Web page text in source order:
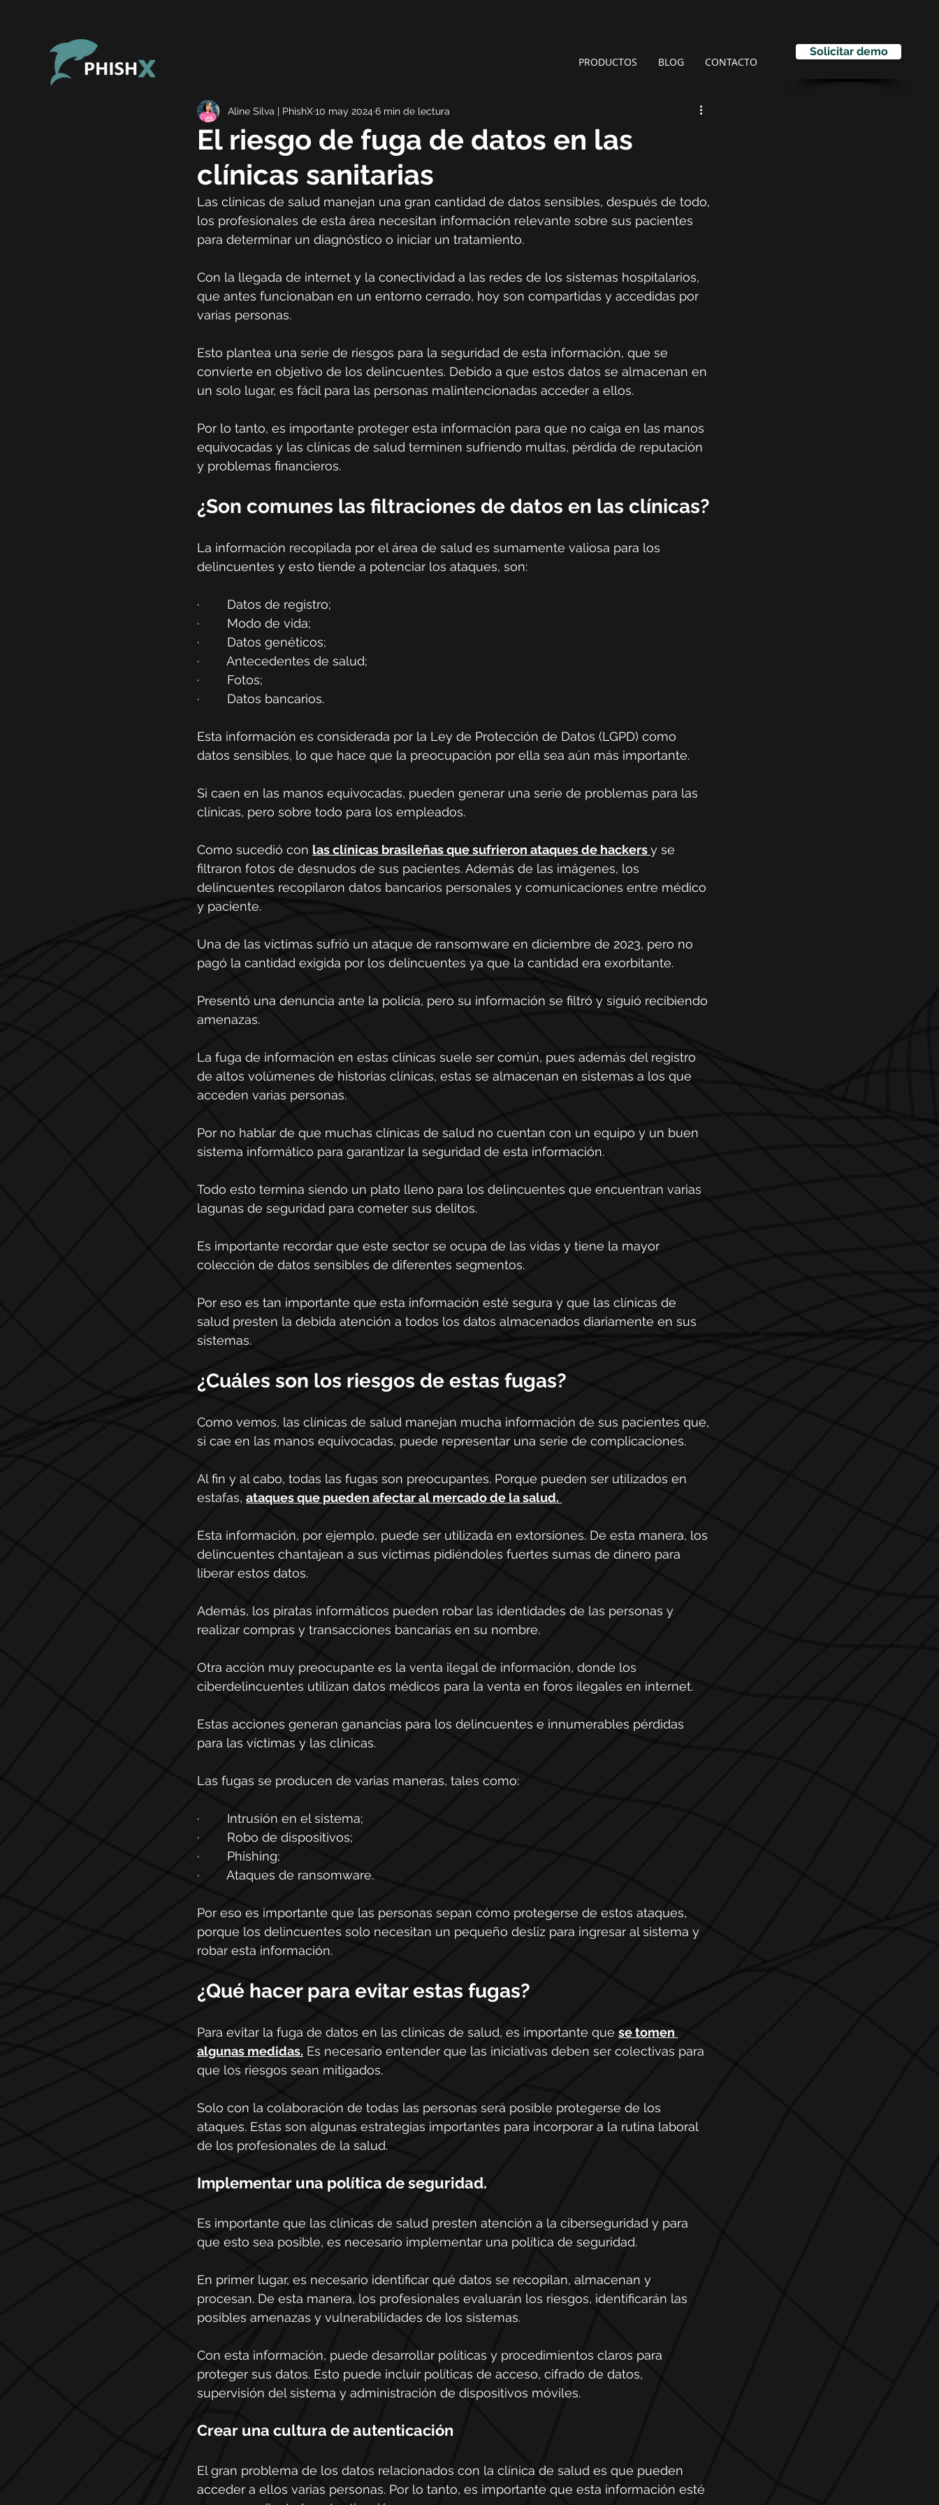
PRODUCTOS BLOG CONTACTO
Solicitar demo
El riesgo de fuga de datos en las
clínicas sanitarias
Aline Silva | PhishX10 may 2024 6 min de lectura
Las clínicas de salud manejan una gran cantidad de datos sensibles, después de todo,
los profesionales de esta área necesitan información relevante sobre sus pacientes
para determinar un diagnóstico o iniciar un tratamiento.
Con la llegada de internet y la conectividad a las redes de los sistemas hospitalarios,
que antes funcionaban en un entorno cerrado, hoy son compartidas y accedidas por
varias personas.
Esto plantea una serie de riesgos para la seguridad de esta información, que se
convierte en objetivo de los delincuentes. Debido a que estos datos se almacenan en
un solo lugar, es fácil para las personas malintencionadas acceder a ellos.
Por lo tanto, es importante proteger esta información para que no caiga en las manos
equivocadas y las clínicas de salud terminen sufriendo multas, pérdida de reputación
y problemas financieros.
¿Son comunes las filtraciones de datos en las clínicas?
La información recopilada por el área de salud es sumamente valiosa para los
delincuentes y esto tiende a potenciar los ataques, son:
·        Datos de registro;
·        Modo de vida;
·        Datos genéticos;
·        Antecedentes de salud;
·        Fotos;
·        Datos bancarios.
Esta información es considerada por la Ley de Protección de Datos (LGPD) como
datos sensibles, lo que hace que la preocupación por ella sea aún más importante.
Si caen en las manos equivocadas, pueden generar una serie de problemas para las
clínicas, pero sobre todo para los empleados.
Como sucedió con las clínicas brasileñas que sufrieron ataques de hackersy se
filtraron fotos de desnudos de sus pacientes. Además de las imágenes, los
delincuentes recopilaron datos bancarios personales y comunicaciones entre médico
y paciente.
Una de las víctimas sufrió un ataque de ransomware en diciembre de 2023, pero no
pagó la cantidad exigida por los delincuentes ya que la cantidad era exorbitante.
Presentó una denuncia ante la policía, pero su información se filtró y siguió recibiendo
amenazas.
La fuga de información en estas clínicas suele ser común, pues además del registro
de altos volúmenes de historias clínicas, estas se almacenan en sistemas a los que
acceden varias personas.
Por no hablar de que muchas clínicas de salud no cuentan con un equipo y un buen
sistema informático para garantizar la seguridad de esta información.
Todo esto termina siendo un plato lleno para los delincuentes que encuentran varias
lagunas de seguridad para cometer sus delitos.
Es importante recordar que este sector se ocupa de las vidas y tiene la mayor
colección de datos sensibles de diferentes segmentos.
Por eso es tan importante que esta información esté segura y que las clínicas de
salud presten la debida atención a todos los datos almacenados diariamente en sus
sistemas.
¿Cuáles son los riesgos de estas fugas?
Como vemos, las clínicas de salud manejan mucha información de sus pacientes que,
si cae en las manos equivocadas, puede representar una serie de complicaciones.
Al fin y al cabo, todas las fugas son preocupantes. Porque pueden ser utilizados en
estafas, ataques que pueden afectar al mercado de la salud.
Esta información, por ejemplo, puede ser utilizada en extorsiones. De esta manera, los
delincuentes chantajean a sus víctimas pidiéndoles fuertes sumas de dinero para
liberar estos datos.
Además, los piratas informáticos pueden robar las identidades de las personas y
realizar compras y transacciones bancarias en su nombre.
Otra acción muy preocupante es la venta ilegal de información, donde los
ciberdelincuentes utilizan datos médicos para la venta en foros ilegales en internet.
Estas acciones generan ganancias para los delincuentes e innumerables pérdidas
para las víctimas y las clínicas.
Las fugas se producen de varias maneras, tales como:
·        Intrusión en el sistema;
·        Robo de dispositivos;
·        Phishing;
·        Ataques de ransomware.
Por eso es importante que las personas sepan cómo protegerse de estos ataques,
porque los delincuentes solo necesitan un pequeño desliz para ingresar al sistema y
robar esta información.
¿Qué hacer para evitar estas fugas?
Para evitar la fuga de datos en las clínicas de salud, es importante que se tomen
algunas medidas. Es necesario entender que las iniciativas deben ser colectivas para
que los riesgos sean mitigados.
Solo con la colaboración de todas las personas será posible protegerse de los
ataques. Estas son algunas estrategias importantes para incorporar a la rutina laboral
de los profesionales de la salud.
Implementar una política de seguridad.
Es importante que las clínicas de salud presten atención a la ciberseguridad y para
que esto sea posible, es necesario implementar una política de seguridad.
En primer lugar, es necesario identificar qué datos se recopilan, almacenan y
procesan. De esta manera, los profesionales evaluarán los riesgos, identificarán las
posibles amenazas y vulnerabilidades de los sistemas.
Con esta información, puede desarrollar políticas y procedimientos claros para
proteger sus datos. Esto puede incluir políticas de acceso, cifrado de datos,
supervisión del sistema y administración de dispositivos móviles.
Crear una cultura de autenticación
El gran problema de los datos relacionados con la clínica de salud es que pueden
acceder a ellos varias personas. Por lo tanto, es importante que esta información esté